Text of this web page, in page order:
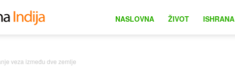
NASLOVNA ŽIVOT ISHRANA
veza između dve zemlje